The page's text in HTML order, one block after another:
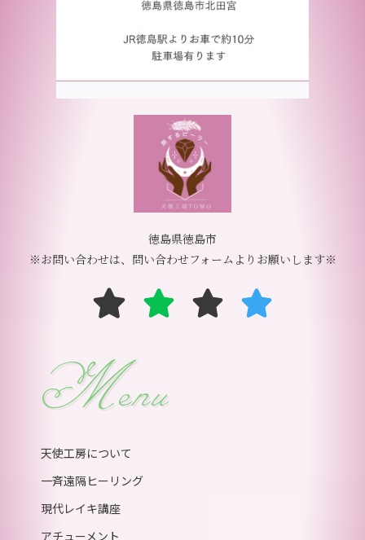
徳島県徳島市
※お問い合わせは、問い合わせフォームよりお願いします※
Menu
天使工房について
一斉遠隔ヒーリング
現代レイキ講座
アチューメント